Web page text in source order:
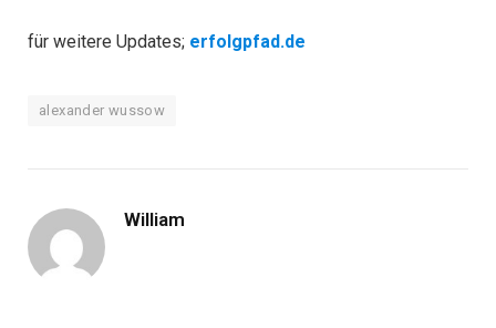
für weitere Updates; erfolgpfad.de
alexander wussow
William